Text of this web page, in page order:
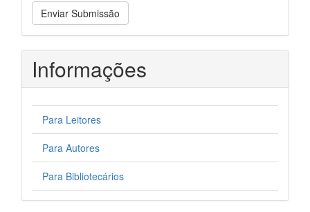
Submissão
Enviar Submissão
Informações
Para Leitores
Para Autores
Para Bibliotecários